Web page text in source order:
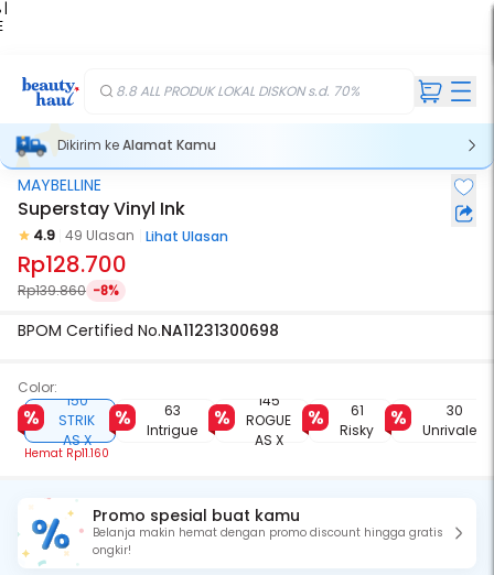
|
8.8 ALL PRODUK LOKAL DISKON s.d. 70%
Dikirim keAlamat Kamu
MAYBELLINE
Superstay Vinyl Ink
4.9 49 Ulasan Lihat Ulasan
Rp128.700
Rp139.860 -8%
BPOM Certified No.NA11231300698
Color:
150
STRIK
AS X
Hemat Rp11.160
63
Intrigue
145
ROGUE
AS X
61
Risky
30
Unrivaled
Promo spesial buat kamu
Belanja makin hemat dengan promo discount hingga gratis
ongkir!